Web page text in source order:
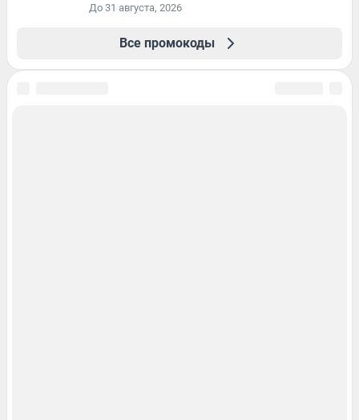
До 31 августа, 2026
Все промокоды